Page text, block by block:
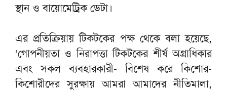
স্থান ও বায়োমেট্রিক ডেটা।
এর প্রতিক্রিয়ায় টিকটকের পক্ষ থেকে বলা হয়েছে,
‘গোপনীয়তা ও নিরাপত্তা টিকটকের শীর্ষ অগ্রাধিকার
এবং সকল ব্যবহারকারী- বিশেষ করে কিশোর-
কিশোরীদের সুরক্ষায় আমরা আমাদের নীতিমালা,